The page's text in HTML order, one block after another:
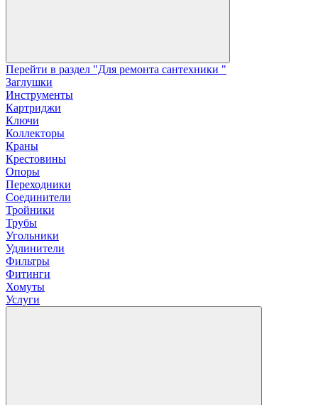
Перейти в раздел "Для ремонта сантехники "
Заглушки
Инструменты
Картриджи
Ключи
Коллекторы
Краны
Крестовины
Опоры
Переходники
Соединители
Тройники
Трубы
Угольники
Удлинители
Фильтры
Фитинги
Хомуты
Услуги